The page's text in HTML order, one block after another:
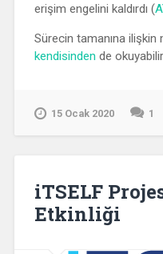
erişim engelini kaldırdı (
Sürecin tamanına ilişkin
kendisinden de
15 Ocak 2020 1
iTSELF
Etkinliği